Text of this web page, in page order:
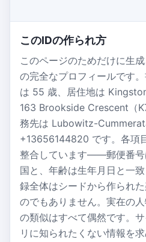
このIDの作られ方
このページのためだけに生
の完全なプロフィールです
は 55 歳、居住地は
163 Brookside Crescent（
務先は Lubowitz-
+13656144820 です。各項
整合しています——郵便番号
国と、年齢は生年月日と一
録全体はシードから作られ
のでもありません。実在の
の類似はすべて偶然です。
リに知られたくない情報を